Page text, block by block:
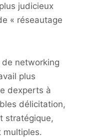
judicieux
« réseautage
networking
plus
dexperts à
délicitation,
stratégique,
multiples.